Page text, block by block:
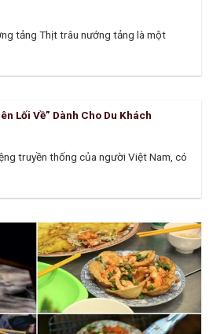
tảng Thịt trâu nướng tảng là một
Lối Về” Dành Cho Du Khách
truyền thống của người Việt Nam, có